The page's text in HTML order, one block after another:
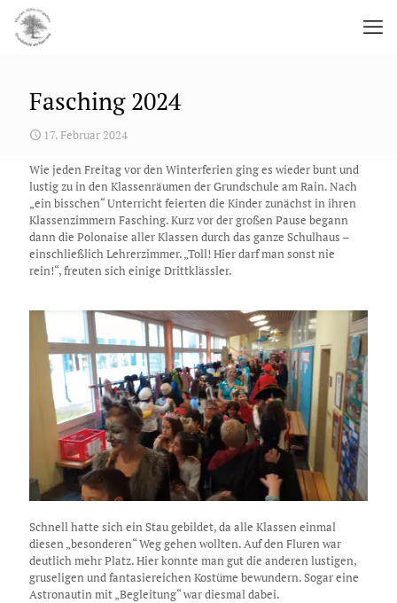
Fasching 2024
17. Februar 2024
Wie jeden Freitag vor den Winterferien ging es wieder bunt und
lustig zu in den Klassenräumen der Grundschule am Rain. Nach
„ein bisschen“ Unterricht feierten die Kinder zunächst in ihren
Klassenzimmern Fasching. Kurz vor der großen Pause begann
dann die Polonaise aller Klassen durch das ganze Schulhaus –
einschließlich Lehrerzimmer. „Toll! Hier darf man sonst nie
rein!“, freuten sich einige Drittklässler.
Schnell hatte sich ein Stau gebildet, da alle Klassen einmal
diesen „besonderen“ Weg gehen wollten. Auf den Fluren war
deutlich mehr Platz. Hier konnte man gut die anderen lustigen,
gruseligen und fantasiereichen Kostüme bewundern. Sogar eine
Astronautin mit „Begleitung“ war diesmal dabei.